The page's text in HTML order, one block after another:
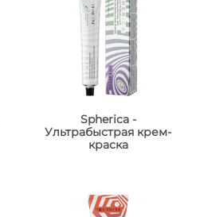
Spherica -
Ультрабыстрая крем-
краска